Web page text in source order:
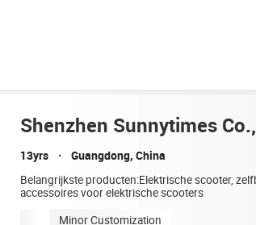
Shenzhen Sunnytimes
13yrs Guangdong, China
Belangrijkste producten:Elektrische scooter,
accessoires voor elektrische scooters
Minor Customization